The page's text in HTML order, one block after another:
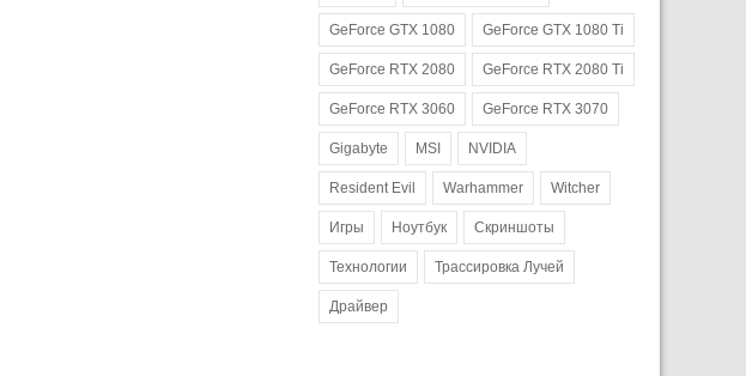
GeForce GTX 1080 GeForce GTX 1080 Ti
GeForce RTX 2080 GeForce RTX 2080 Ti
GeForce RTX 3060 GeForce RTX 3070
Gigabyte MSI NVIDIA
Resident Evil Warhammer Witcher
Игры Ноутбук Скриншоты
Технологии Трассировка Лучей
Драйвер